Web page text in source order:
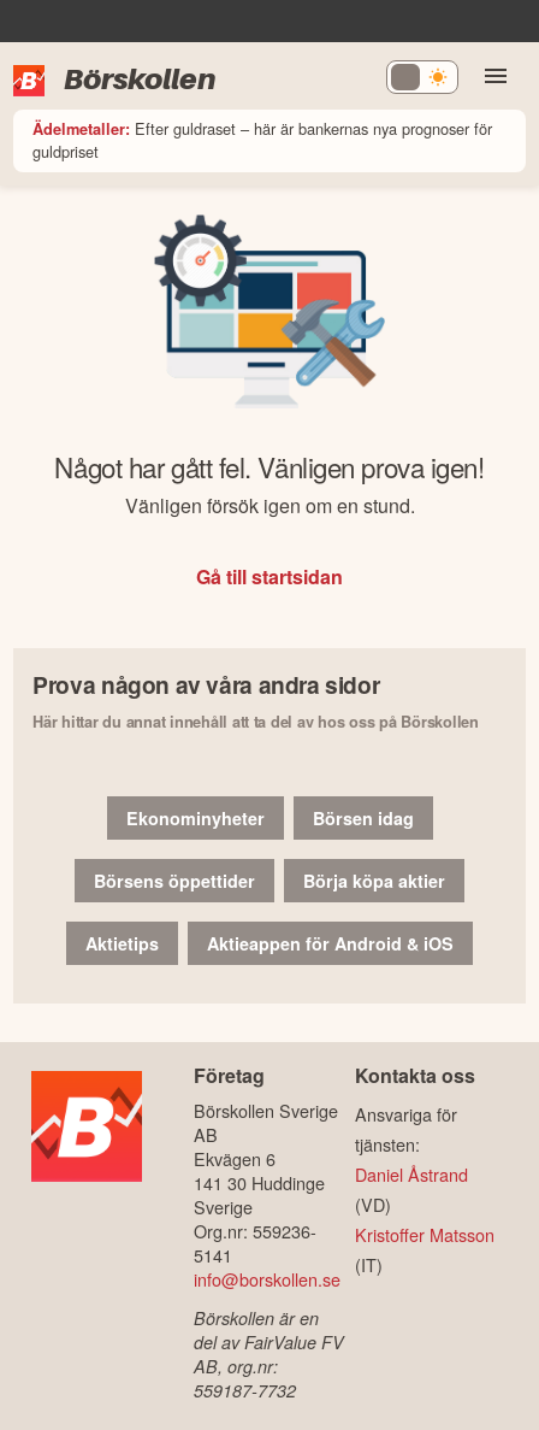
Börskollen
Ädelmetaller: Efter guldraset – här är bankernas nya prognoser för
guldpriset
Något har gått fel. Vänligen prova igen!
Vänligen försök igen om en stund.
Gå till startsidan
Prova någon av våra andra sidor
Här hittar du annat innehåll att ta del av hos oss på Börskollen
Ekonominyheter Börsen idag
Börsens öppettider Börja köpa aktier
Aktietips Aktieappen för Android & iOS
Företag
Börskollen Sverige
AB
Ekvägen 6
141 30 Huddinge
Sverige
Org.nr: 559236-
5141
info@borskollen.se
Börskollen är en
del av FairValue FV
AB, org.nr:
559187-7732
Kontakta oss
Ansvariga för
tjänsten:
Daniel Åstrand
(VD)
Kristoffer Matsson
(IT)